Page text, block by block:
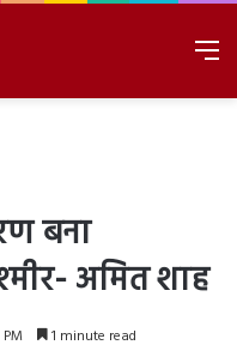
बना
अमित शाह
1 minute read